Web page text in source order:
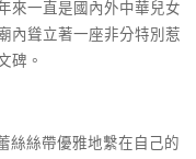
來一直是國內外中華兒女
內聳立著一座非分特別惹
碑。
絲絲帶優雅地繫在自己的